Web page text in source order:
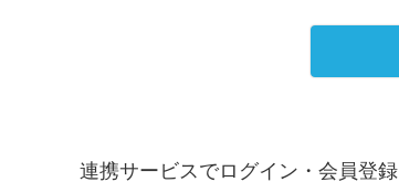
連携サービスでログイン・会員登録